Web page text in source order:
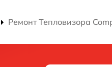
Ремонт Тепловизора